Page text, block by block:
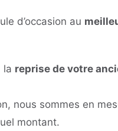
d’occasion au
la reprise de votre
nous sommes en
montant.